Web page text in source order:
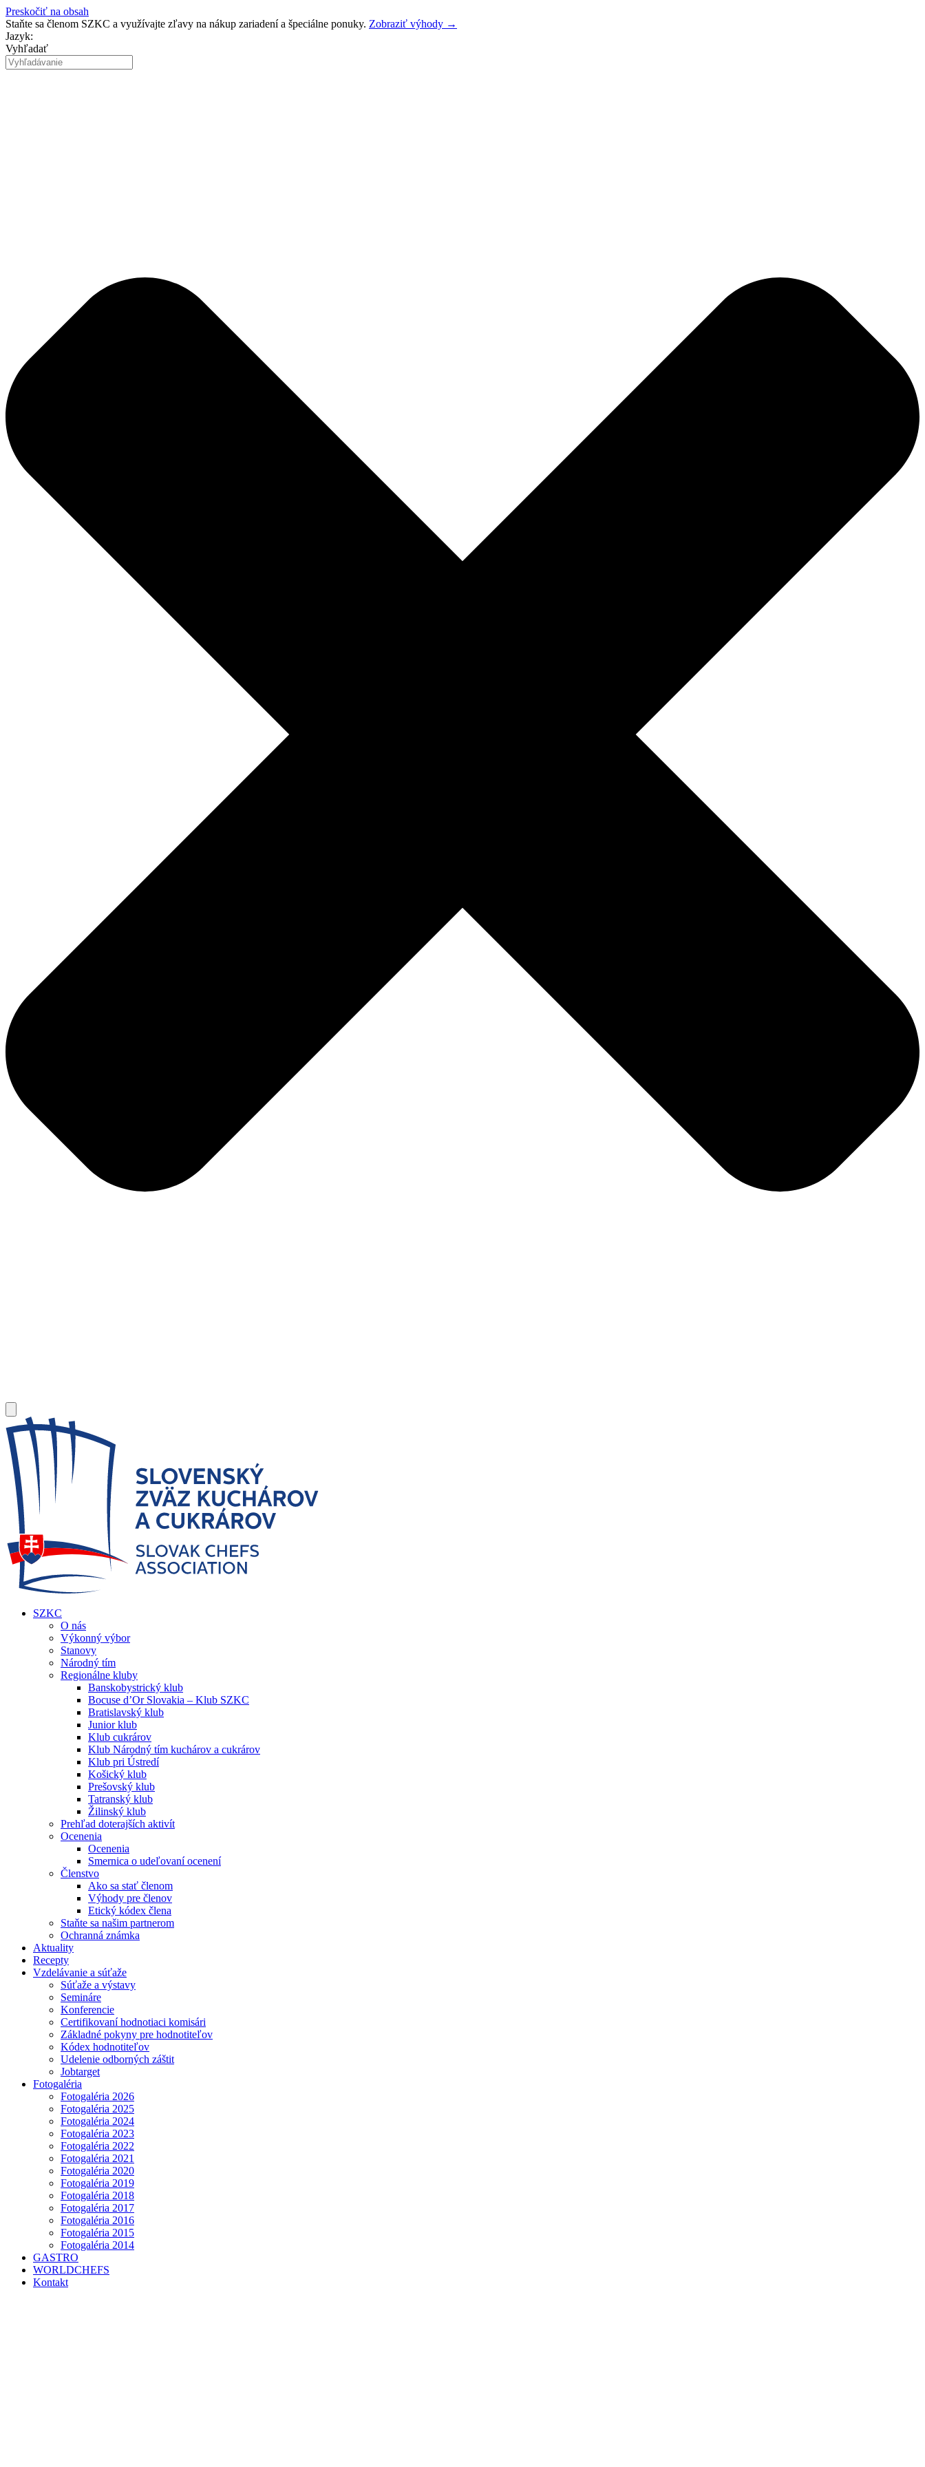
Preskočiť na obsah
Staňte sa členom SZKC a využívajte zľavy na nákup zariadení a špeciálne ponuky. Zobraziť výhody →
Jazyk:
Vyhľadať
SZKC
O nás
Výkonný výbor
Stanovy
Národný tím
Regionálne kluby
Banskobystrický klub
Bocuse d’Or Slovakia – Klub SZKC
Bratislavský klub
Junior klub
Klub cukrárov
Klub Národný tím kuchárov a cukrárov
Klub pri Ústredí
Košický klub
Prešovský klub
Tatranský klub
Žilinský klub
Prehľad doterajších aktivít
Ocenenia
Ocenenia
Smernica o udeľovaní ocenení
Členstvo
Ako sa stať členom
Výhody pre členov
Etický kódex člena
Staňte sa našim partnerom
Ochranná známka
Aktuality
Recepty
Vzdelávanie a súťaže
Súťaže a výstavy
Semináre
Konferencie
Certifikovaní hodnotiaci komisári
Základné pokyny pre hodnotiteľov
Kódex hodnotiteľov
Udelenie odborných záštit
Jobtarget
Fotogaléria
Fotogaléria 2026
Fotogaléria 2025
Fotogaléria 2024
Fotogaléria 2023
Fotogaléria 2022
Fotogaléria 2021
Fotogaléria 2020
Fotogaléria 2019
Fotogaléria 2018
Fotogaléria 2017
Fotogaléria 2016
Fotogaléria 2015
Fotogaléria 2014
GASTRO
WORLDCHEFS
Kontakt